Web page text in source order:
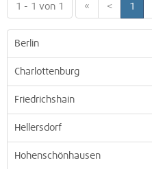
1 - 1 von 1 « < 1
Berlin
Charlottenburg
Friedrichshain
Hellersdorf
Hohenschönhausen